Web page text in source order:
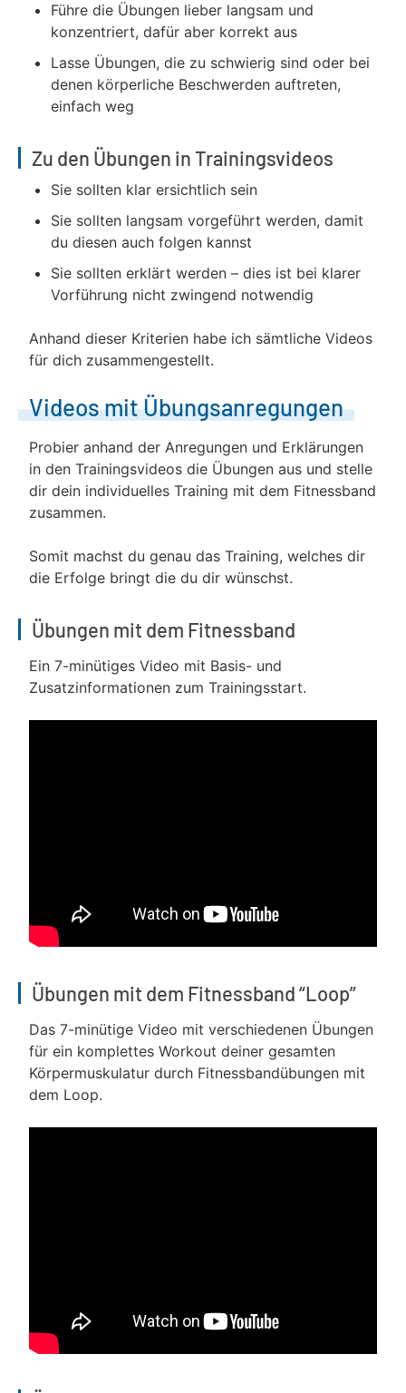
Führe die Übungen lieber langsam und
konzentriert, dafür aber korrekt aus
Lasse Übungen, die zu schwierig sind oder bei
denen körperliche Beschwerden auftreten,
einfach weg
Zu den Übungen in Trainingsvideos
Sie sollten klar ersichtlich sein
Sie sollten langsam vorgeführt werden, damit
du diesen auch folgen kannst
Sie sollten erklärt werden – dies ist bei klarer
Vorführung nicht zwingend notwendig
Anhand dieser Kriterien habe ich sämtliche Videos
für dich zusammengestellt.
Videos mit Übungsanregungen
Probier anhand der Anregungen und Erklärungen
in den Trainingsvideos die Übungen aus und stelle
dir dein individuelles Training mit dem Fitnessband
zusammen.
Somit machst du genau das Training, welches dir
die Erfolge bringt die du dir wünschst.
Übungen mit dem Fitnessband
Ein 7-minütiges Video mit Basis- und
Zusatzinformationen zum Trainingsstart.
Übungen mit dem Fitnessband “Loop”
Das 7-minütige Video mit verschiedenen Übungen
für ein komplettes Workout deiner gesamten
Körpermuskulatur durch Fitnessbandübungen mit
dem Loop.